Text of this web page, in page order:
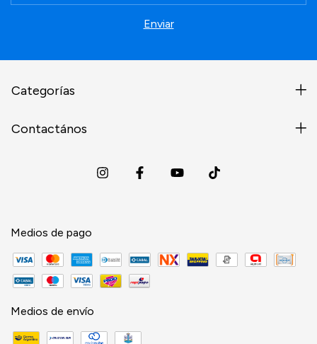
Categorías
Contactános
Medios de pago
Medios de envío